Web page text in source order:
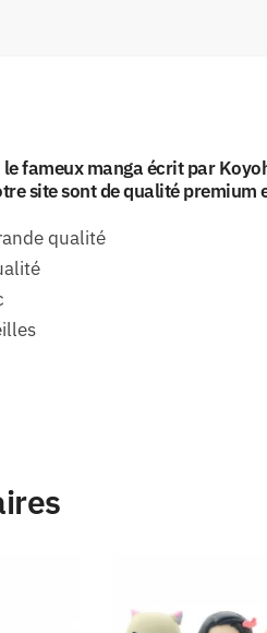
fameux manga écrit par
site sont de qualité premium
qualité